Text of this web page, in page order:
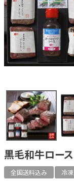
黒毛和牛ロー
全国送料込み 冷凍